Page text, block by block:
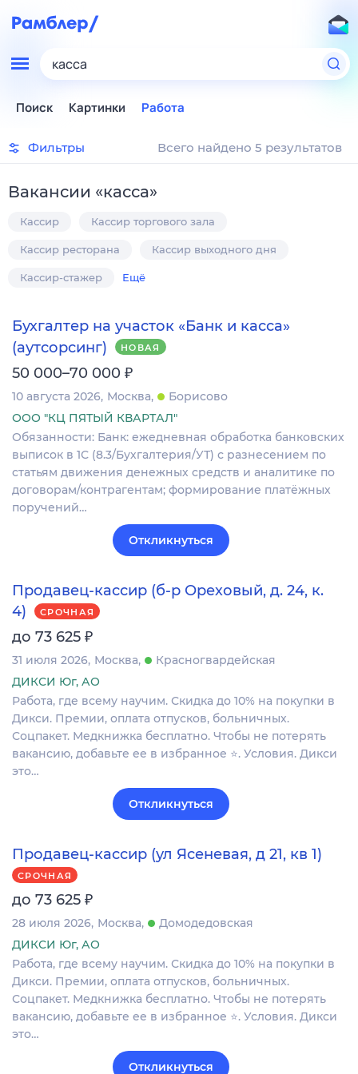
касса
Поиск Картинки Работа
Фильтры Всего найдено 5 результатов
Вакансии «касса»
Кассир Кассир торгового зала
Кассир ресторана Кассир выходного дня
Кассир-стажер Ещё
Бухгалтер на участок «Банк и касса»
(аутсорсинг)
НОВАЯ
50 000–70 000 ₽
10 августа 2026 Москва
Борисово
ООО "КЦ ПЯТЫЙ КВАРТАЛ"
Обязанности: Банк: ежедневная обработка банковских
выписок в 1С (8.3/Бухгалтерия/УТ) с разнесением по
статьям движения денежных средств и аналитике по
договорам/контрагентам; формирование платёжных
поручений…
Откликнуться
Продавец-кассир (б-р Ореховый, д. 24, к.
4)
СРОЧНАЯ
до 73 625 ₽
31 июля 2026 Москва
Красногвардейская
ДИКСИ Юг, АО
Работа, где всему научим. Скидка до 10% на покупки в
Дикси. Премии, оплата отпусков, больничных.
Соцпакет. Медкнижка бесплатно. Чтобы не потерять
вакансию, добавьте ее в избранное ⭐. Условия. Дикси
это…
Откликнуться
Продавец-кассир (ул Ясеневая, д 21, кв 1)
СРОЧНАЯ
до 73 625 ₽
28 июля 2026 Москва
Домодедовская
ДИКСИ Юг, АО
Работа, где всему научим. Скидка до 10% на покупки в
Дикси. Премии, оплата отпусков, больничных.
Соцпакет. Медкнижка бесплатно. Чтобы не потерять
вакансию, добавьте ее в избранное ⭐. Условия. Дикси
это…
Откликнуться